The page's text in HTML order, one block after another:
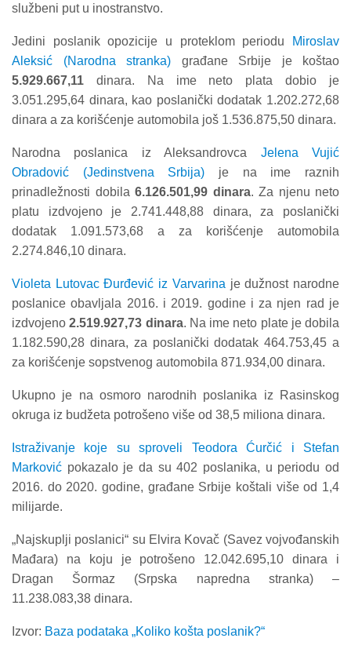
službeni put u inostranstvo.
Jedini poslanik opozicije u proteklom periodu
Miroslav
Aleksić (Narodna stranka) građane Srbije je koštao
5.929.667,11 dinara. Na ime neto plata dobio je
3.051.295,64 dinara, kao poslanički dodatak 1.202.272,68
dinara a za korišćenje automobila još 1.536.875,50 dinara.
Narodna poslanica iz Aleksandrovca Jelena Vujić
Obradović (Jedinstvena Srbija) je na ime raznih
prinadležnosti dobila 6.126.501,99 dinara. Za njenu neto
platu izdvojeno je 2.741.448,88 dinara, za poslanički
dodatak 1.091.573,68 a za korišćenje automobila
2.274.846,10 dinara.
Violeta Lutovac Đurđević iz Varvarina je dužnost narodne
poslanice obavljala 2016. i 2019. godine i za njen rad je
izdvojeno2.519.927,73 dinara. Na ime neto plate je dobila
1.182.590,28 dinara, za poslanički dodatak 464.753,45 a
za korišćenje sopstvenog automobila 871.934,00 dinara.
Ukupno je na osmoro narodnih poslanika iz Rasinskog
okruga iz budžeta potrošeno više od 38,5 miliona dinara.
Istraživanje koje su sproveli Teodora Ćurčić i Stefan
Marković pokazalo je da su 402 poslanika, u periodu od
2016. do 2020. godine, građane Srbije koštali više od 1,4
milijarde.
„Najskuplji poslanici“ su Elvira Kovač (Savez vojvođanskih
Mađara) na koju je potrošeno 12.042.695,10 dinara i
Dragan Šormaz (Srpska napredna stranka) –
11.238.083,38 dinara.
Izvor: Baza podataka „Koliko košta poslanik?“